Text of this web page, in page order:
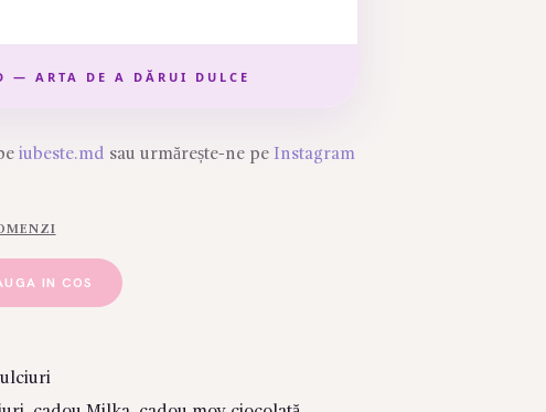
— ARTA DE A DĂRUI DULCE
iubeste.md sau urmărește-ne pe Instagram
IN COS